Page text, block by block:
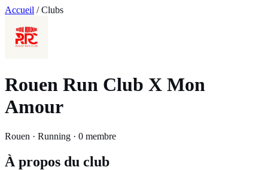
Accueil / Clubs
Rouen Run Club X Mon
Amour
Rouen · Running · 0 membre
À propos du club